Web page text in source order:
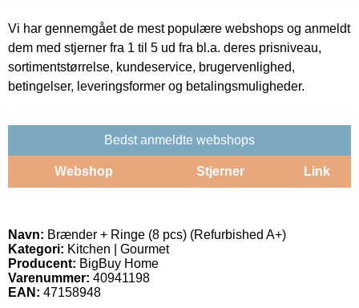
Vi har gennemgået de mest populære webshops og anmeldt
dem med stjerner fra 1 til 5 ud fra bl.a. deres prisniveau,
sortimentstørrelse, kundeservice, brugervenlighed,
betingelser, leveringsformer og betalingsmuligheder.
Bedst anmeldte webshops
Webshop Stjerner Link
Navn: Brænder + Ringe (8 pcs) (Refurbished A+)
Kategori: Kitchen | Gourmet
Producent: BigBuy Home
Varenummer: 40941198
EAN: 47158948